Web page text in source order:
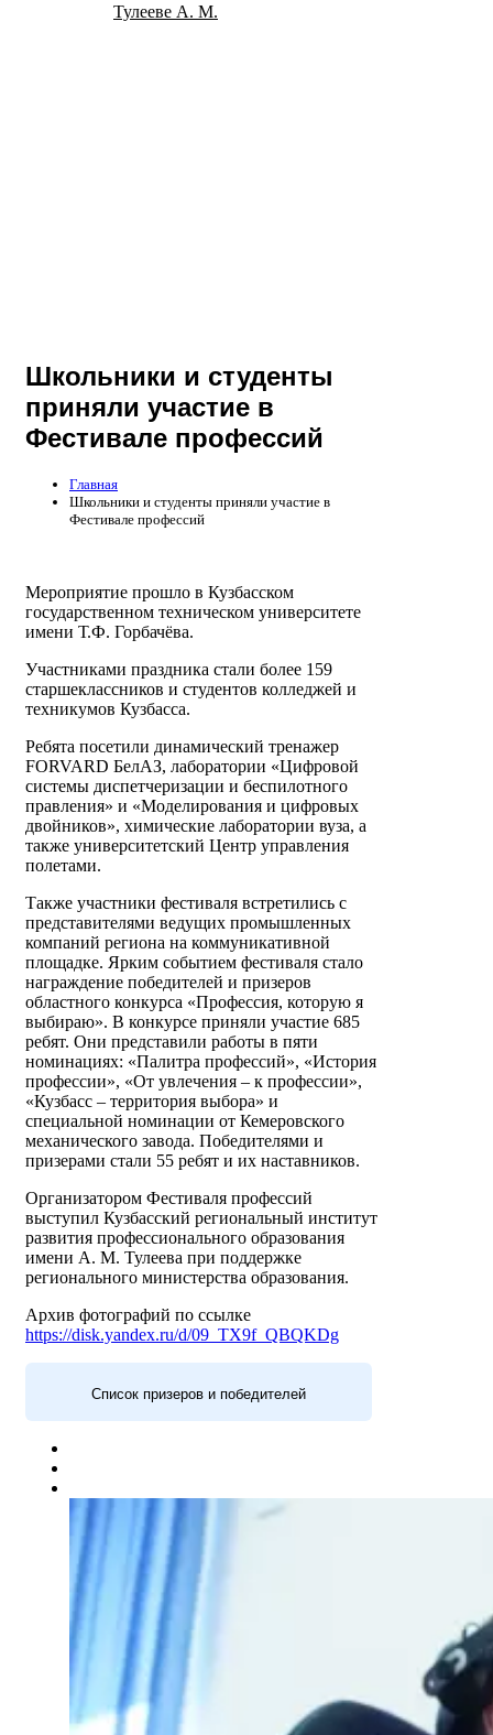
Тулееве А. М.
Школьники и студенты
приняли участие в
Фестивале профессий
Главная
Школьники и студенты приняли участие в
Фестивале профессий
Мероприятие прошло в Кузбасском
государственном техническом университете
имени Т.Ф. Горбачёва.
Участниками праздника стали более 159
старшеклассников и студентов колледжей и
техникумов Кузбасса.
Ребята посетили динамический тренажер
FORVARD БелАЗ, лаборатории «Цифровой
системы диспетчеризации и беспилотного
правления» и «Моделирования и цифровых
двойников», химические лаборатории вуза, а
также университетский Центр управления
полетами.
Также участники фестиваля встретились с
представителями ведущих промышленных
компаний региона на коммуникативной
площадке. Ярким событием фестиваля стало
награждение победителей и призеров
областного конкурса «Профессия, которую я
выбираю». В конкурсе приняли участие 685
ребят. Они представили работы в пяти
номинациях: «Палитра профессий», «История
профессии», «От увлечения – к профессии»,
«Кузбасс – территория выбора» и
специальной номинации от Кемеровского
механического завода. Победителями и
призерами стали 55 ребят и их наставников.
Организатором Фестиваля профессий
выступил Кузбасский региональный институт
развития профессионального образования
имени А. М. Тулеева при поддержке
регионального министерства образования.
Архив фотографий по ссылке
https://disk.yandex.ru/d/09_TX9f_QBQKDg
Список призеров и победителей